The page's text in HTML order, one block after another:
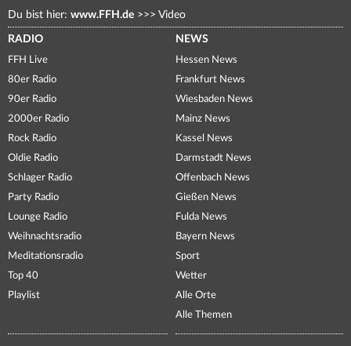
Du bist hier: www.FFH.de >>> Video
RADIO
FFH Live
80er Radio
90er Radio
2000er Radio
Rock Radio
Oldie Radio
Schlager Radio
Party Radio
Lounge Radio
Weihnachtsradio
Meditationsradio
Top 40
Playlist
NEWS
Hessen News
Frankfurt News
Wiesbaden News
Mainz News
Kassel News
Darmstadt News
Offenbach News
Gießen News
Fulda News
Bayern News
Sport
Wetter
Alle Orte
Alle Themen